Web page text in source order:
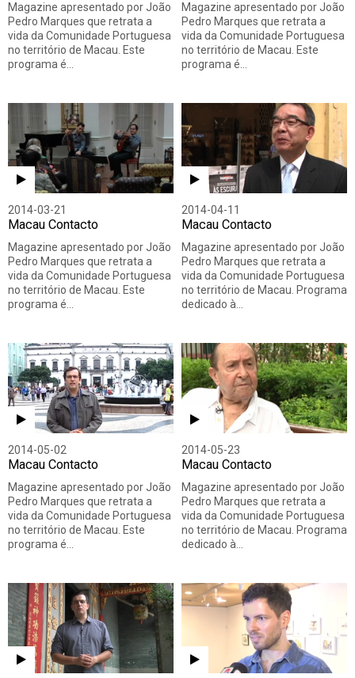
Magazine apresentado por João
Pedro Marques que retrata a
vida da Comunidade Portuguesa
no território de Macau. Este
programa é…
Magazine apresentado por João
Pedro Marques que retrata a
vida da Comunidade Portuguesa
no território de Macau. Este
programa é…
2014-03-21
Macau Contacto
Magazine apresentado por João
Pedro Marques que retrata a
vida da Comunidade Portuguesa
no território de Macau. Este
programa é…
2014-04-11
Macau Contacto
Magazine apresentado por João
Pedro Marques que retrata a
vida da Comunidade Portuguesa
no território de Macau. Programa
dedicado à…
2014-05-02
Macau Contacto
Magazine apresentado por João
Pedro Marques que retrata a
vida da Comunidade Portuguesa
no território de Macau. Este
programa é…
2014-05-23
Macau Contacto
Magazine apresentado por João
Pedro Marques que retrata a
vida da Comunidade Portuguesa
no território de Macau. Programa
dedicado à…